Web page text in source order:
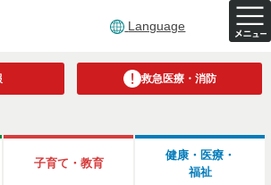
Language
救急医療・消防
子育て・教育
健康・医療・
福祉